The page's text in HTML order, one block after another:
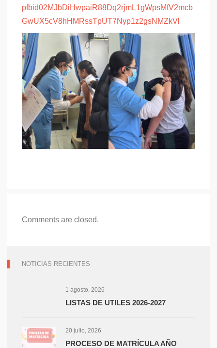
pfbid02MJbDiHwpaiR88Dq2rjmL1gWpsMfV2mcb
GwUX5cV8hHMRssTpUT7Nyp1z2gsNMZkVl
Comments are closed.
NOTICIAS RECIENTES
1 agosto, 2026
LISTAS DE UTILES 2026-2027
20 julio, 2026
PROCESO DE MATRÍCULA AÑO